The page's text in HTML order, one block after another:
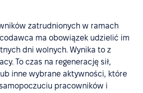
zatrudnionych w ramach
ma obowiązek udzielić im
dni wolnych. Wynika to z
To czas na regenerację sił,
inne wybrane aktywności, które
pracowników i